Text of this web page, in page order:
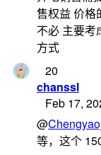
售权益 价格
不必 主要考
方式
20
chanssl
Feb 17,
@
等，这个